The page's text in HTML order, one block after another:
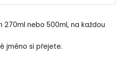
nebo 500ml, na každou
jméno si přejete.